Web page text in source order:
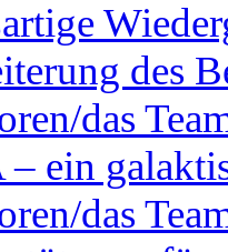
des
das
ein
das